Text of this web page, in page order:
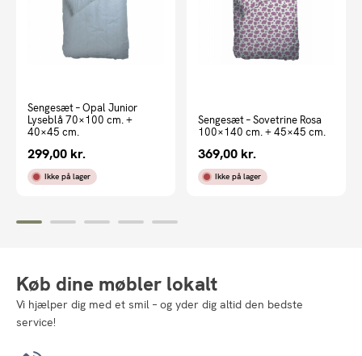
Sengesæt – Opal Junior
Lyseblå 70×100 cm. +
40×45 cm.
299,00 kr.
Ikke på lager
Sengesæt – Sovetrine Rosa
100×140 cm. + 45×45 cm.
369,00 kr.
Ikke på lager
Køb dine møbler lokalt
Vi hjælper dig med et smil – og yder dig altid den bedste
service!